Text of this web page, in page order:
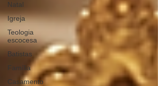
Natal
Igreja
Teologia
escocesa
Batistas
Família
Casamento